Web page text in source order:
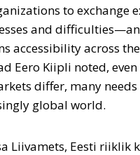
to exchange
and
accessibility across
Eero Kiipli noted,
differ, many
global world.
Liivamets, Eesti riiklik